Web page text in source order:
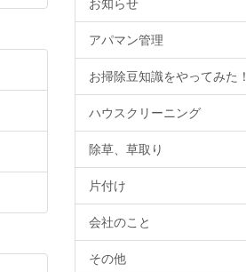
お知らせ
アパマン管理
お掃除豆知識をやってみた！
ハウスクリーニング
除草、草取り
片付け
会社のこと
その他